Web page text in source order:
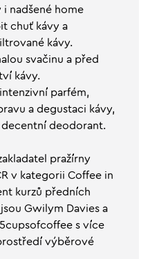
nadšené home
chuť kávy a
kávy.
svačinu a před
kávy.
parfém,
a degustaci kávy,
deodorant.
pražírny
v kategorii Coffee in
kurzů předních
Gwilym Davies a
s více
výběrové